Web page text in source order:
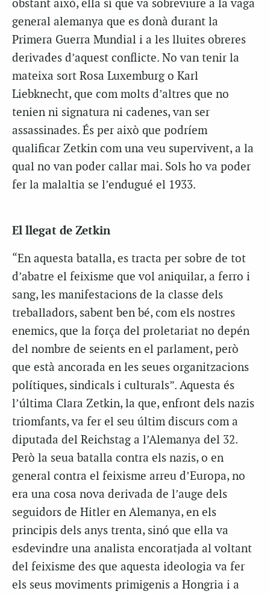
obstant això, ella sí que va sobreviure a la vaga
general alemanya que es donà durant la
Primera Guerra Mundial i a les lluites obreres
derivades d’aquest conflicte. No van tenir la
mateixa sort Rosa Luxemburg o Karl
Liebknecht, que com molts d’altres que no
tenien ni signatura ni cadenes, van ser
assassinades. És per això que podríem
qualificar Zetkin com una veu supervivent, a la
qual no van poder callar mai. Sols ho va poder
fer la malaltia se l’endugué el 1933.
El llegat de Zetkin
“En aquesta batalla, es tracta per sobre de tot
d’abatre el feixisme que vol aniquilar, a ferro i
sang, les manifestacions de la classe dels
treballadors, sabent ben bé, com els nostres
enemics, que la força del proletariat no depén
del nombre de seients en el parlament, però
que està ancorada en les seues organitzacions
polítiques, sindicals i culturals”. Aquesta és
l’última Clara Zetkin, la que, enfront dels nazis
triomfants, va fer el seu últim discurs com a
diputada del Reichstag a l’Alemanya del 32.
Però la seua batalla contra els nazis, o en
general contra el feixisme arreu d’Europa, no
era una cosa nova derivada de l’auge dels
seguidors de Hitler en Alemanya, en els
principis dels anys trenta, sinó que ella va
esdevindre una analista encoratjada al voltant
del feixisme des que aquesta ideologia va fer
els seus moviments primigenis a Hongria i a